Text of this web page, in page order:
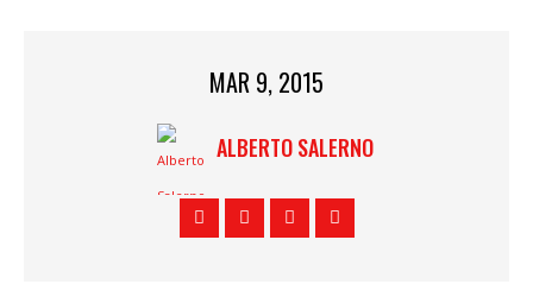
MAR 9, 2015
ALBERTO SALERNO